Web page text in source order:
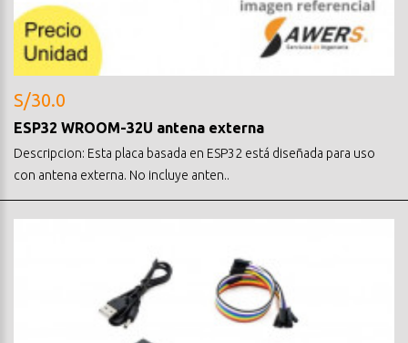
S/30.0
ESP32 WROOM-32U antena externa
Descripcion: Esta placa basada en ESP32 está diseñada para uso
con antena externa. No incluye anten..